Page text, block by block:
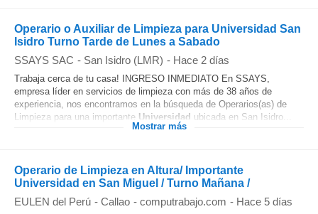
Operario o Auxiliar de Limpieza para Universidad San
Isidro Turno Tarde de Lunes a Sabado
SSAYS SAC - San Isidro (LMR) - Hace 2 días
Trabaja cerca de tu casa! INGRESO INMEDIATO En SSAYS,
empresa líder en servicios de limpieza con más de 38 años de
experiencia, nos encontramos en la búsqueda de Operarios(as) de
Limpieza para una importante Universidad ubicada en San Isidro...
Mostrar más
Operario de Limpieza en Altura/ Importante
Universidad en San Miguel / Turno Mañana /
EULEN del Perú - Callao - computrabajo.com - Hace 5 días